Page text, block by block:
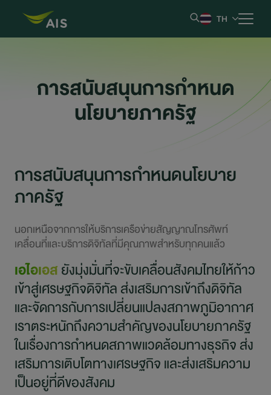
TH
ข้อมูลหลักทรัพย์
ข้อมูลสำหรับผู้ถือหุ้น
การกำกับดูแลกิจการที่ดี
การพัฒนาอย่างยั่งยืน
ข่าวสารและกิจกรรม
สอบถามข้อมูล
ไปยังเว็บไซต์หลักบริษัท
การสนับสนุนการกำหนด
นโยบายภาครัฐ
การสนับสนุนการกำหนดนโยบาย
ภาครัฐ
นอกเหนือจากการให้บริการเครือข่ายสัญญาณโทรศัพท์
เคลื่อนที่และบริการดิจิทัลที่มีคุณภาพสำหรับทุกคนแล้ว
เอไอเอสยังมุ่งมั่นที่จะขับเคลื่อนสังคมไทยให้ก้าว
เข้าสู่เศรษฐกิจดิจิทัล ส่งเสริมการเข้าถึงดิจิทัล
และจัดการกับการเปลี่ยนแปลงสภาพภูมิอากาศ
เราตระหนักถึงความสำคัญของนโยบายภาครัฐ
ในเรื่องการกำหนดสภาพแวดล้อมทางธุรกิจ ส่ง
เสริมการเติบโตทางเศรษฐกิจ และส่งเสริมความ
เป็นอยู่ที่ดีของสังคม